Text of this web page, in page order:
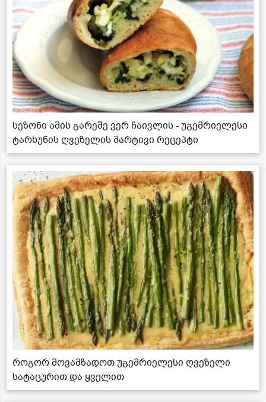
სეზონი ამის გარეშე ვერ ჩაივლის - უგემრიელესი
ტარხუნის ღვეზელის მარტივი რეცეპტი
როგორ მოვამზადოთ უგემრიელესი ღვეზელი
სატაცურით და ყველით